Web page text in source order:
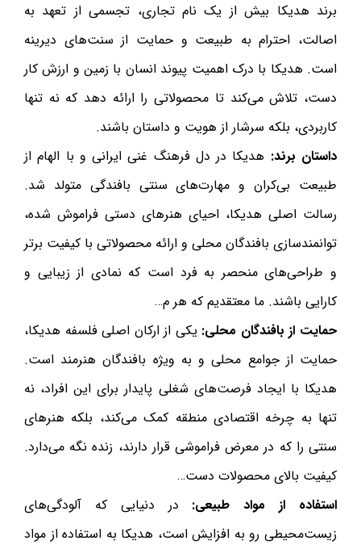
برند هدیکا بیش از یک نام تجاری، تجسمی از تعهد به
اصالت، احترام به طبیعت و حمایت از سنت‌های دیرینه
است. هدیکا با درک اهمیت پیوند انسان با زمین و ارزش کار
دست، تلاش می‌کند تا محصولاتی را ارائه دهد که نه تنها
کاربردی، بلکه سرشار از هویت و داستان باشند.
داستان برند: هدیکا در دل فرهنگ غنی ایرانی و با الهام از
طبیعت بی‌کران و مهارت‌های سنتی بافندگی متولد شد.
رسالت اصلی هدیکا، احیای هنرهای دستی فراموش شده،
توانمندسازی بافندگان محلی و ارائه محصولاتی با کیفیت برتر
و طراحی‌های منحصر به فرد است که نمادی از زیبایی و
کارایی باشند. ما معتقدیم که هر م…
حمایت از بافندگان محلی: یکی از ارکان اصلی فلسفه هدیکا،
حمایت از جوامع محلی و به ویژه بافندگان هنرمند است.
هدیکا با ایجاد فرصت‌های شغلی پایدار برای این افراد، نه
تنها به چرخه اقتصادی منطقه کمک می‌کند، بلکه هنرهای
سنتی را که در معرض فراموشی قرار دارند، زنده نگه می‌دارد.
کیفیت بالای محصولات دست…
استفاده از مواد طبیعی: در دنیایی که آلودگی‌های
زیست‌محیطی رو به افزایش است، هدیکا به استفاده از مواد